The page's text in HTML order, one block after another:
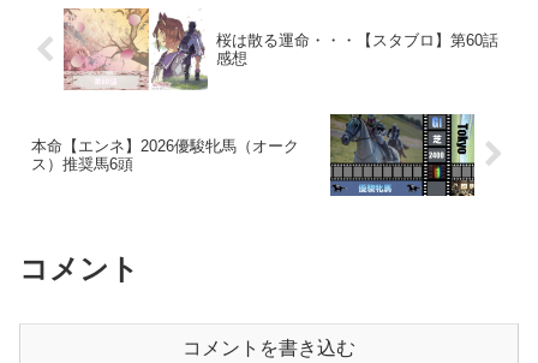
桜は散る運命・・・【スタブロ】第60話
感想
本命【エンネ】2026優駿牝馬（オーク
ス）推奨馬6頭
コメント
コメントを書き込む